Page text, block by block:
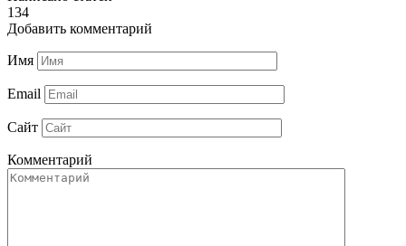
134
Добавить комментарий
Имя
Email
Сайт
Комментарий